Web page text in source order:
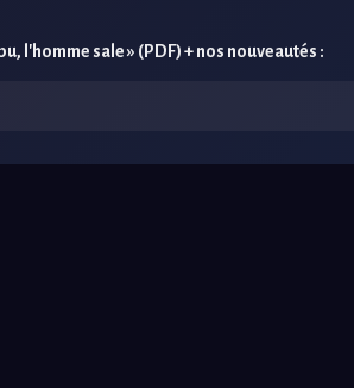
l'homme sale » (PDF) + nos nouveautés :